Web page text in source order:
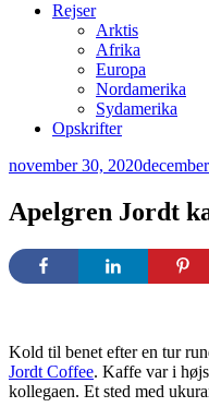
Rejser
Arktis
Afrika
Europa
Nordamerika
Sydamerika
Opskrifter
Udgivet
november 30, 2020
Apelgren Jordt
Kold til benet efter en tur
Jordt Coffee. Kaffe var i
kollegaen. Et sted med